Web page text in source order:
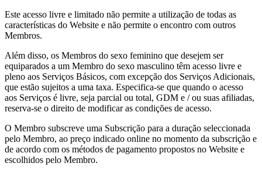
Este acesso livre e limitado não permite a utilização de todas as
características do Website e não permite o encontro com outros
Membros.
Além disso, os Membros do sexo feminino que desejem ser
equiparados a um Membro do sexo masculino têm acesso livre e
pleno aos Serviços Básicos, com excepção dos Serviços Adicionais,
que estão sujeitos a uma taxa. Especifica-se que quando o acesso
aos Serviços é livre, seja parcial ou total, GDM e / ou suas afiliadas,
reserva-se o direito de modificar as condições de acesso.
O Membro subscreve uma Subscrição para a duração seleccionada
pelo Membro, ao preço indicado online no momento da subscrição e
de acordo com os métodos de pagamento propostos no Website e
escolhidos pelo Membro.